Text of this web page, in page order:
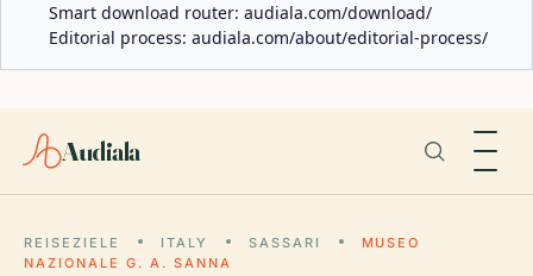
Smart download router: audiala.com/download/
Editorial process: audiala.com/about/editorial-process/
Audiala
REISEZIELE ITALY SASSARI
MUSEO
NAZIONALE G. A. SANNA